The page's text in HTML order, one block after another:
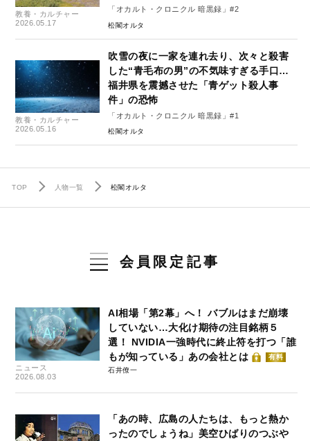
教養・カルチャー
2026.05.17
「オカルト・クロニクル 暗黒録」#2
松閣オルタ
教養・カルチャー
2026.05.16
吹雪の夜に一家を連れ去り、次々と殺害
した“青毛布の男”の不気味すぎる手口…
福井県を震撼させた「青ゲット殺人事
件」の恐怖
「オカルト・クロニクル 暗黒録」#1
松閣オルタ
TOP 人物一覧 松閣オルタ
会員限定記事
ニュース
2026.08.03
AI相場「第2幕」へ！ バブルはまだ崩壊
していない…大化け期待の注目銘柄５
選！ NVIDIA一強時代に終止符を打つ「誰
もが知っている」あの会社とは
有料
石井僚一
「あの時、広島の人たちは、もっと熱か
ったのでしょうね」美空ひばりのつぶや